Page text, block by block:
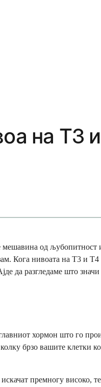
на Т3
од
Кога нивоата на Т3 и Т4
да разгледаме што
хормон што го
брзо вашите клетки
премногу високо,